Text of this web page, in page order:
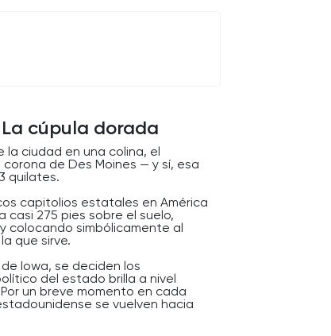
cúpula dorada
ciudad en una colina, el
de Des Moines — y sí, esa
quilates.
capitolios estatales en América
casi 275 pies sobre el suelo,
colocando simbólicamente al
que sirve.
Iowa, se deciden los
del estado brilla a nivel
un breve momento en cada
se vuelven hacia